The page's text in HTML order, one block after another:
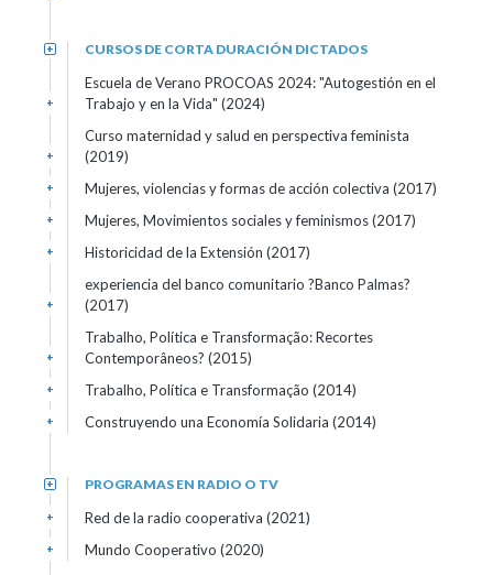
CURSOS DE CORTA DURACIÓN DICTADOS
+
Escuela de Verano PROCOAS 2024: "Autogestión en el
Trabajo y en la Vida" (2024)
+
Curso maternidad y salud en perspectiva feminista
(2019)
+
Mujeres, violencias y formas de acción colectiva (2017)
+
Mujeres, Movimientos sociales y feminismos (2017)
+
Historicidad de la Extensión (2017)
+
experiencia del banco comunitario ?Banco Palmas?
(2017)
+
Trabalho, Política e Transformação: Recortes
Contemporâneos? (2015)
+
Trabalho, Política e Transformação (2014)
+
Construyendo una Economía Solidaria (2014)
+
PROGRAMAS EN RADIO O TV
+
Red de la radio cooperativa (2021)
+
Mundo Cooperativo (2020)
+